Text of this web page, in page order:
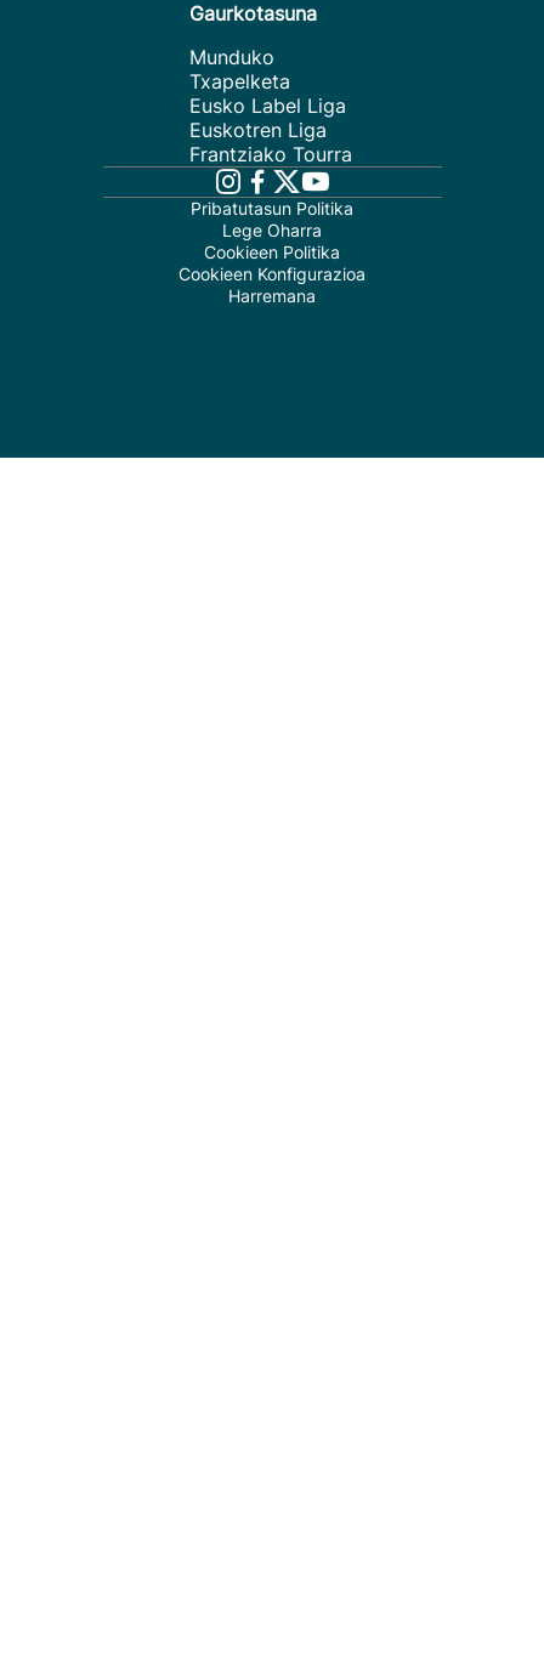
Gaurkotasuna
Munduko
Txapelketa
Eusko Label Liga
Euskotren Liga
Frantziako Tourra
Pribatutasun Politika
Lege Oharra
Cookieen Politika
Cookieen Konfigurazioa
Harremana